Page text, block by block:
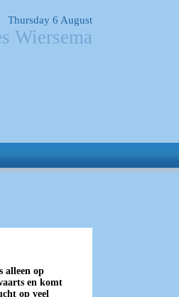
Thursday 6 August
Wiersema
alleen op
en komt
op veel